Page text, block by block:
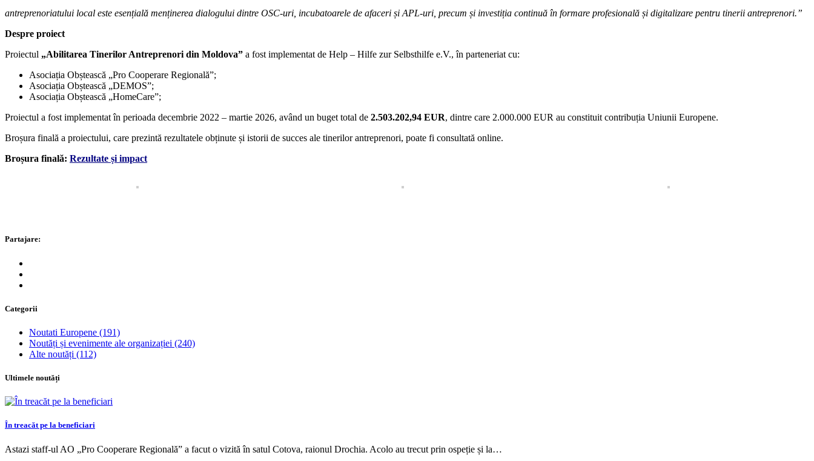
antreprenoriatului local este esențială menținerea dialogului dintre OSC-uri, incubatoarele de afaceri și APL-uri, precum și investiția continuă în formare profesională și digitalizare pentru tinerii antreprenori.”
Despre proiect
Proiectul „Abilitarea Tinerilor Antreprenori din Moldova” a fost implementat de Help – Hilfe zur Selbsthilfe e.V., în parteneriat cu:
Asociația Obștească „Pro Cooperare Regională”;
Asociația Obștească „DEMOS”;
Asociația Obștească „HomeCare”;
Proiectul a fost implementat în perioada decembrie 2022 – martie 2026, având un buget total de 2.503.202,94 EUR, dintre care 2.000.000 EUR au constituit contribuția Uniunii Europene.
Broșura finală a proiectului, care prezintă rezultatele obținute și istorii de succes ale tinerilor antreprenori, poate fi consultată online.
Broșura finală: Rezultate și impact
Partajare:
Categorii
Noutati Europene (191)
Noutăți și evenimente ale organizației (240)
Alte noutăți (112)
Ultimele noutăți
În treacăt pe la beneficiari
Astazi staff-ul AO „Pro Cooperare Regională” a facut o vizită în satul Cotova, raionul Drochia. Acolo au trecut prin ospeție și la…